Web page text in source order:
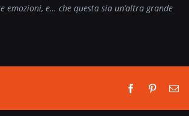
e… che questa sia un’altra grande
Facebook
Pinterest